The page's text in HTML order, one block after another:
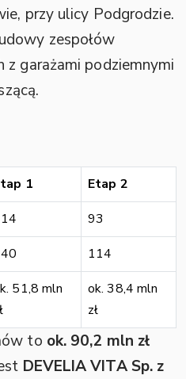
przy ulicy Podgrodzie.
zespołów
z garażami podziemnymi
1
Etap 2
93
114
51,8 mln
ok. 38,4 mln
zł
to ok. 90,2 mln zł
DEVELIA VITA Sp. z